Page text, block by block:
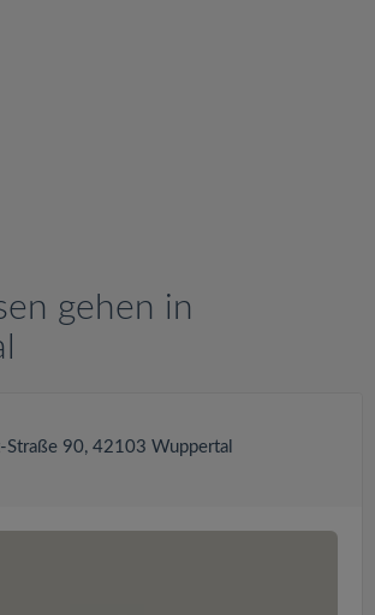
gehen in
Straße 90, 42103 Wuppertal